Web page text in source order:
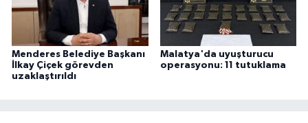
Menderes Belediye Başkanı
İlkay Çiçek görevden
uzaklaştırıldı
Malatya'da uyuşturucu
operasyonu: 11 tutuklama